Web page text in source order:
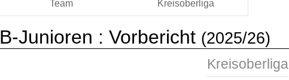
Team Kreisoberliga
B-Junioren : Vorbericht (2025/26)
Kreisoberliga